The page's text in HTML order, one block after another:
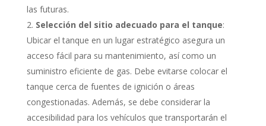
las futuras.
Selección del sitio adecuado para el tanque:
Ubicar el tanque en un lugar estratégico asegura un
acceso fácil para su mantenimiento, así como un
suministro eficiente de gas. Debe evitarse colocar el
tanque cerca de fuentes de ignición o áreas
congestionadas. Además, se debe considerar la
accesibilidad para los vehículos que transportarán el